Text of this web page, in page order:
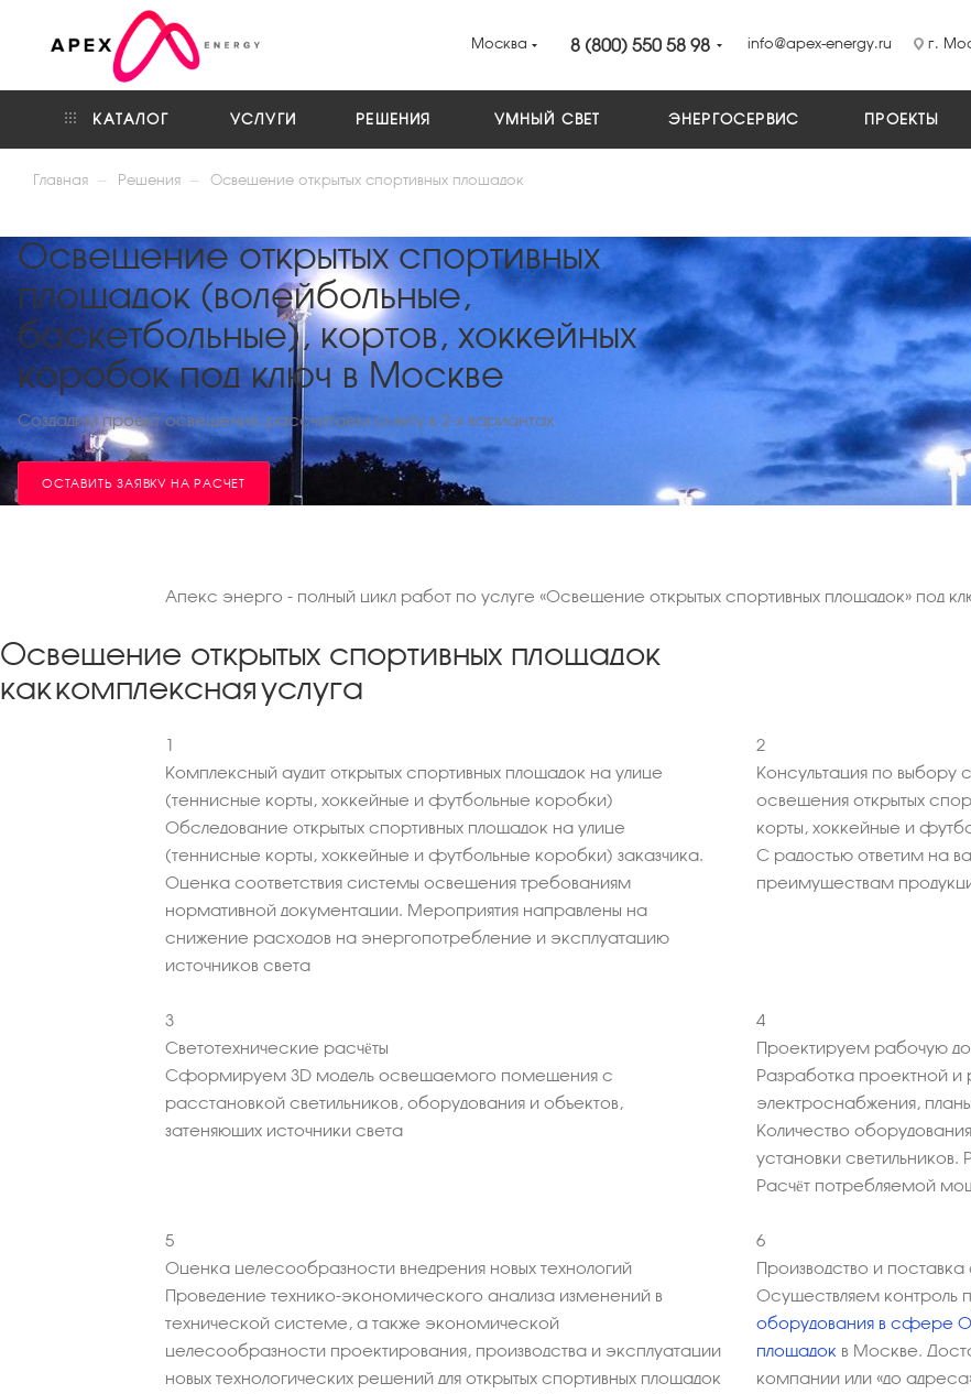
Москва 8 (800) 550 58 98 info@apex-energy.ru г.
КАТАЛОГ УСЛУГИ РЕШЕНИЯ УМНЫЙ СВЕТ ЭНЕРГОСЕРВИС ПРОЕКТЫ
Главная — Решения — Освещение открытых спортивных площадок
Освещение открытых спортивных
площадок (волейбольные,
баскетбольные), кортов, хоккейных
коробок под ключ в Москве
Создадим проект освещения, рассчитаем смету в 2-х вариантах
ОСТАВИТЬ ЗАЯВКУ НА РАСЧЕТ
Апекс энерго - полный цикл работ по услуге «Освещение открытых спортивных площадок» под
Освещение открытых спортивных площадок
как комплексная услуга
1
Комплексный аудит открытых спортивных площадок на улице
(теннисные корты, хоккейные и футбольные коробки)
Обследование открытых спортивных площадок на улице
(теннисные корты, хоккейные и футбольные коробки) заказчика.
Оценка соответствия системы освещения требованиям
нормативной документации. Мероприятия направлены на
снижение расходов на энергопотребление и эксплуатацию
источников света
2
Консультация по выбору
освещения открытых
корты, хоккейные и
С радостью ответим на
преимуществам
3
Светотехнические расчёты
Сформируем 3D модель освещаемого помещения с
расстановкой светильников, оборудования и объектов,
затеняющих источники света
4
Проектируем рабочую
Разработка проектной
электроснабжения,
Количество
установки
Расчёт потребляемой
5
Оценка целесообразности внедрения новых технологий
Проведение технико-экономического анализа изменений в
технической системе, а также экономической
целесообразности проектирования, производства и эксплуатации
новых технологических решений для открытых спортивных площадок
6
Производство и
Осуществляем контроль
оборудования в сфере
площадок в Москве.
компании или «до